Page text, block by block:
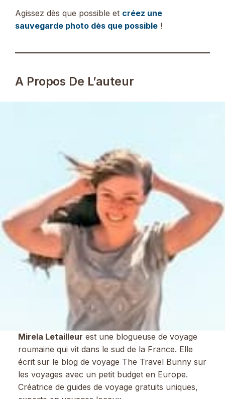
Agissez dès que possible et créez une
sauvegarde photo dès que possible !
A Propos De L’auteur
Mirela Letailleur est une blogueuse de voyage
roumaine qui vit dans le sud de la France. Elle
écrit sur le blog de voyage The Travel Bunny sur
les voyages avec un petit budget en Europe.
Créatrice de guides de voyage gratuits uniques,